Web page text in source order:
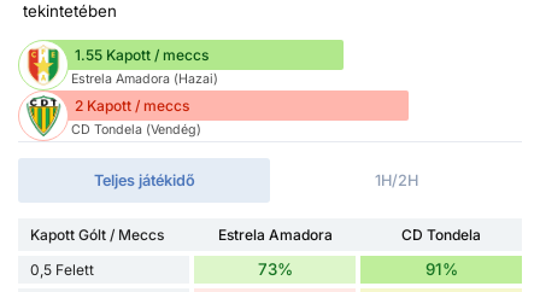
tekintetében
1.55 Kapott / meccs
Estrela Amadora (Hazai)
2 Kapott / meccs
CD Tondela (Vendég)
Teljes játékidő 1H/2H
Kapott Gólt / Meccs Estrela Amadora
CD Tondela
0,5 Felett
73% 91%